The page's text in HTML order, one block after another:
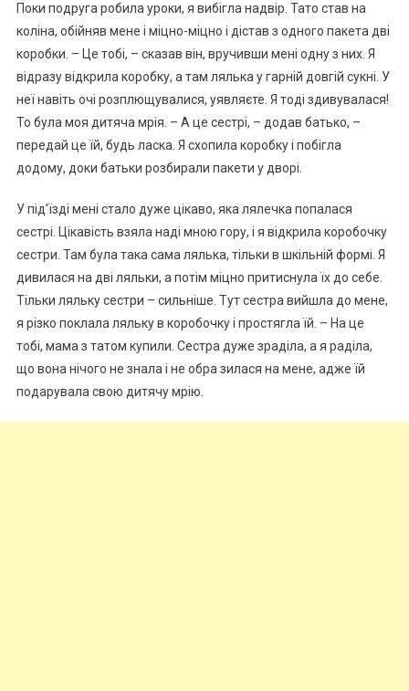
Поки подруга робила уроки, я вибігла надвір. Тато став на
коліна, обійняв мене і міцно-міцно і дістав з одного пакета дві
коробки. – Це тобі, – сказав він, вручивши мені одну з них. Я
відразу відкрила коробку, а там лялька у гарній довгій сукні. У
неї навіть очі розплющувалися, уявляєте. Я тоді здивувалася!
То була моя дитяча мрія. – А це сестрі, – додав батько, –
передай це їй, будь ласка. Я схопила коробку і побігла
додому, доки батьки розбирали пакети у дворі.
У під’їзді мені стало дуже цікаво, яка лялечка попалася
сестрі. Цікавість взяла наді мною гору, і я відкрила коробочку
сестри. Там була така сама лялька, тільки в шкільній формі. Я
дивилася на дві ляльки, а потім міцно притиснула їх до себе.
Тільки ляльку сестри – сильніше. Тут сестра вийшла до мене,
я різко поклала ляльку в коробочку і простягла їй. – На це
тобі, мама з татом купили. Сестра дуже зраділа, а я раділа,
що вона нічого не знала і не обра зилася на мене, адже їй
подарувала свою дитячу мрію.